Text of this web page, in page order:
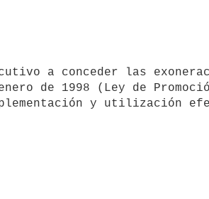
de 1998 (Ley de